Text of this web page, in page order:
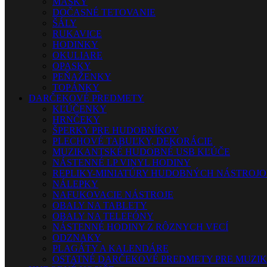
DOČASNÉ TETOVANIE
ŠÁLY
RUKAVICE
HODINKY
OKULIARE
OPASKY
PEŇAŽENKY
TOPÁNKY
DARČEKOVÉ PREDMETY
KĽÚČENKY
HRNČEKY
ŠPERKY PRE HUDOBNÍKOV
PLECHOVÉ TABUĽKY, DEKORÁCIE
MUZIKANTSKÉ HUDOBNÉ USB KĽÚČE
NÁSTENNÉ LP VINYL HODINY
REPLIKY-MINIATÚRY HUDOBNÝCH
NÁLEPKY
NAFUKOVACIE NÁSTROJE
OBALY NA TABLETY
OBALY NA TELEFÓNY
NÁSTENNÉ HODINY Z RÔZNYCH VECÍ
ODZNAKY
PLAGÁTY A KALENDÁRE
OSTATNÉ DARČEKOVÉ PREDMETY PRE